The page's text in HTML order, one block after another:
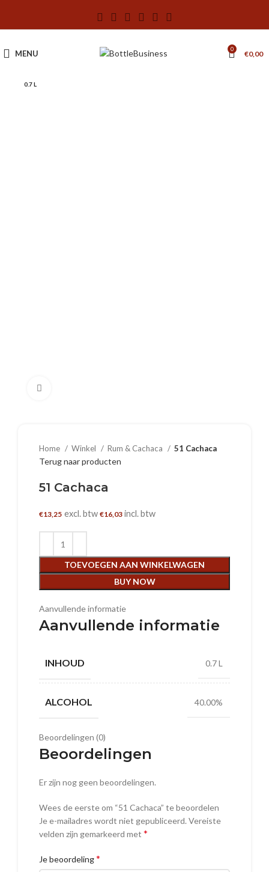
MENU 0 €0,00
0.7 L
Home Winkel Rum & Cachaca 51 Cachaca
Terug naar producten
51 Cachaca
€13,25 excl. btw €16,03 incl. btw
TOEVOEGEN AAN WINKELWAGEN
BUY NOW
Aanvullende informatie
Aanvullende informatie
INHOUD 0.7 L
ALCOHOL 40.00%
Beoordelingen (0)
Beoordelingen
Er zijn nog geen beoordelingen.
Wees de eerste om “51 Cachaca” te beoordelen
Je e-mailadres wordt niet gepubliceerd. Vereiste
velden zijn gemarkeerd met *
Je beoordeling*